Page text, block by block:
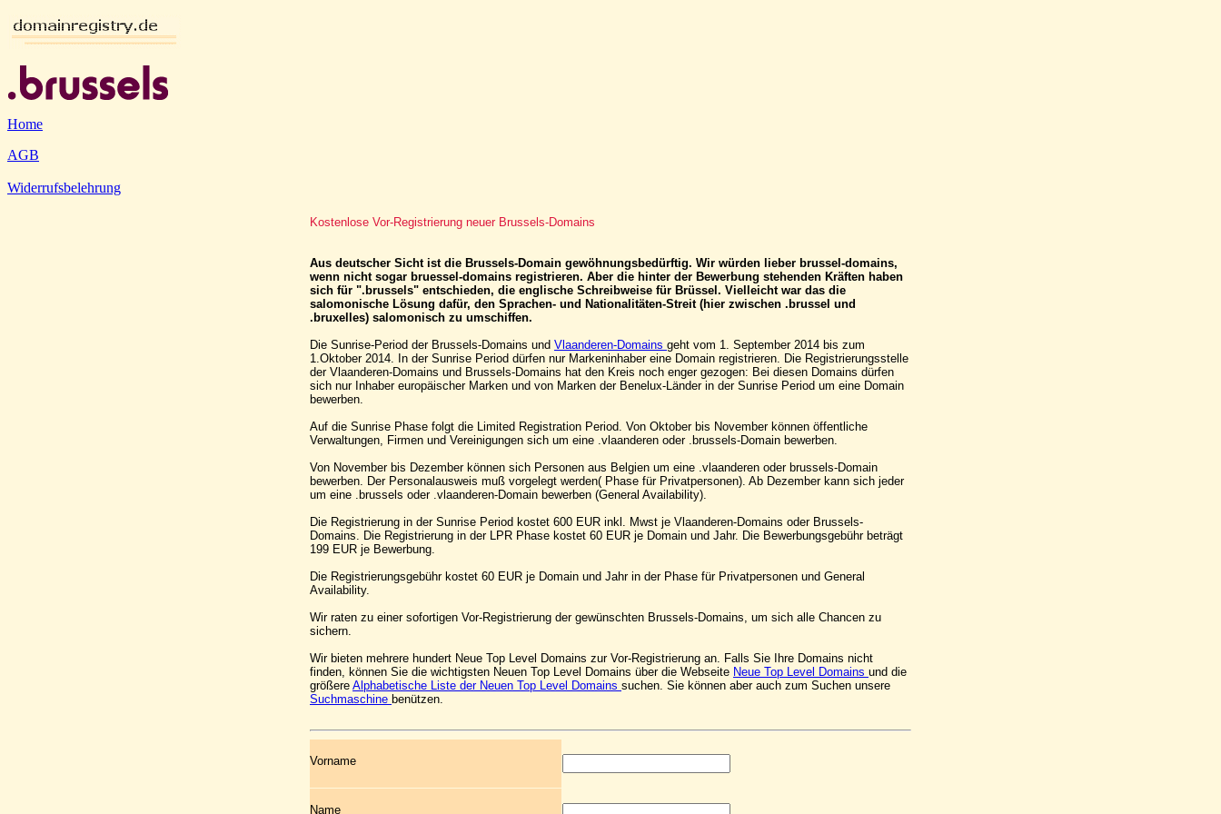
Home
AGB
Widerrufsbelehrung
Kostenlose Vor-Registrierung neuer Brussels-Domains
Aus deutscher Sicht ist die Brussels-Domain gewöhnungsbedürftig. Wir würden lieber brussel-domains,
wenn nicht sogar bruessel-domains registrieren. Aber die hinter der Bewerbung stehenden Kräften haben
sich für ".brussels" entschieden, die englische Schreibweise für Brüssel. Vielleicht war das die
salomonische Lösung dafür, den Sprachen- und Nationalitäten-Streit (hier zwischen .brussel und
.bruxelles) salomonisch zu umschiffen.
Die Sunrise-Period der Brussels-Domains und Vlaanderen-Domains geht vom 1. September 2014 bis zum
1.Oktober 2014. In der Sunrise Period dürfen nur Markeninhaber eine Domain registrieren. Die Registrierungsstelle
der Vlaanderen-Domains und Brussels-Domains hat den Kreis noch enger gezogen: Bei diesen Domains dürfen
sich nur Inhaber europäischer Marken und von Marken der Benelux-Länder in der Sunrise Period um eine Domain
bewerben.
Auf die Sunrise Phase folgt die Limited Registration Period. Von Oktober bis November können öffentliche
Verwaltungen, Firmen und Vereinigungen sich um eine .vlaanderen oder .brussels-Domain bewerben.
Von November bis Dezember können sich Personen aus Belgien um eine .vlaanderen oder brussels-Domain
bewerben. Der Personalausweis muß vorgelegt werden( Phase für Privatpersonen). Ab Dezember kann sich jeder
um eine .brussels oder .vlaanderen-Domain bewerben (General Availability).
Die Registrierung in der Sunrise Period kostet 600 EUR inkl. Mwst je Vlaanderen-Domains oder Brussels-
Domains. Die Registrierung in der LPR Phase kostet 60 EUR je Domain und Jahr. Die Bewerbungsgebühr beträgt
199 EUR je Bewerbung.
Die Registrierungsgebühr kostet 60 EUR je Domain und Jahr in der Phase für Privatpersonen und General
Availability.
Wir raten zu einer sofortigen Vor-Registrierung der gewünschten Brussels-Domains, um sich alle Chancen zu
sichern.
Wir bieten mehrere hundert Neue Top Level Domains zur Vor-Registrierung an. Falls Sie Ihre Domains nicht
finden, können Sie die wichtigsten Neuen Top Level Domains über die Webseite Neue Top Level Domains und die
größere Alphabetische Liste der Neuen Top Level Domains suchen. Sie können aber auch zum Suchen unsere
Suchmaschine benützen.
Vorname
Name